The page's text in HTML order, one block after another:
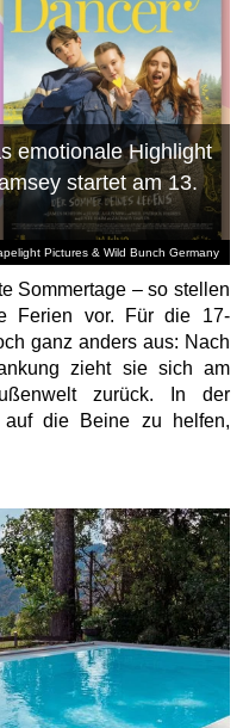
Pictures & Wild Bunch Germany
emotionale Highlight
startet am 13.
Sommertage – so stellen
Ferien vor. Für die 17-
ganz anders aus: Nach
zieht sie sich am
zurück. In der
auf die Beine zu helfen,